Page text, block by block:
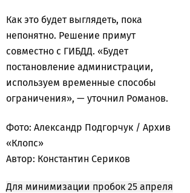
Как это будет выглядеть, пока
непонятно. Решение примут
совместно с ГИБДД. «Будет
постановление администрации,
используем временные способы
ограничения», — уточнил Романов.
Фото: Александр Подгорчук / Архив
«Клопс»
Автор: Константин Сериков
Для минимизации пробок 25 апреля